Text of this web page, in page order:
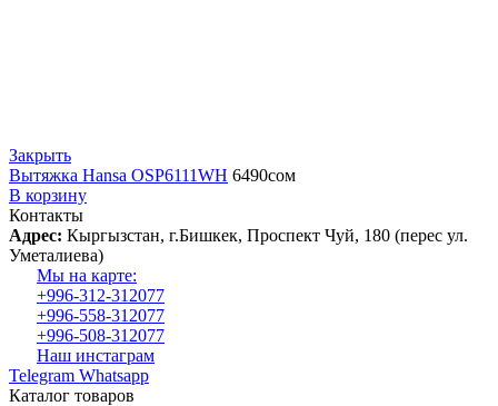
Закрыть
Вытяжка Hansa OSP6111WH 6490сом
В корзину
Контакты
Адрес: Кыргызстан, г.Бишкек, Проспект Чуй, 180 (перес ул.
Уметалиева)
Мы на карте:
+996-312-312077
+996-558-312077
+996-508-312077
Наш инстаграм
Telegram Whatsapp
Каталог товаров